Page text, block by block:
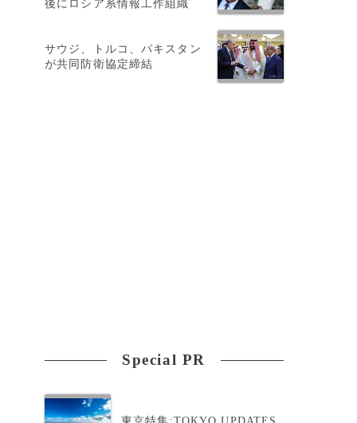
後にロシア系情報工作組織
サウジ、トルコ、パキスタン
が共同防衛協定締結
Special PR
東京特集:TOKYO UPDATES